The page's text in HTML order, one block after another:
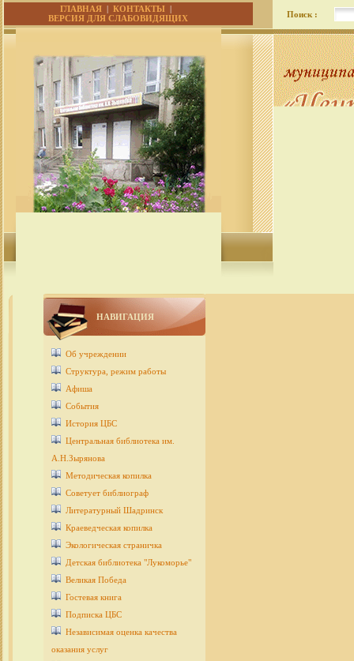
ГЛАВНАЯ |КОНТАКТЫ |
ВЕРСИЯ ДЛЯ СЛАБОВИДЯЩИХ
Поиск :
НАВИГАЦИЯ
Об учреждении
Структура, режим работы
Афиша
События
История ЦБС
Центральная библиотека им.
А.Н.Зырянова
Методическая копилка
Советует библиограф
Литературный Шадринск
Краеведческая копилка
Экологическая страничка
Детcкая библиотека "Лукоморье"
Великая Победа
Гостевая книга
Подписка ЦБС
Независимая оценка качества
оказания услуг